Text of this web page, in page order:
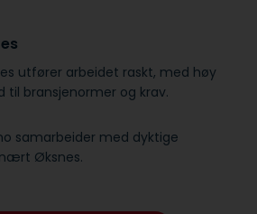
utfører arbeidet raskt, med høy
til bransje­normer og krav.
samarbeider med dyktige
Øksnes.